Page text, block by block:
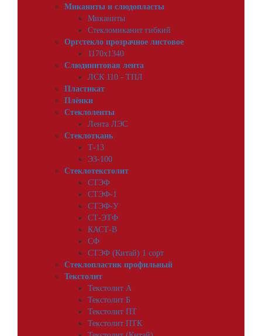
Миканиты и слюдопласты
Миканиты
Стекломиканит гибкий
Оргстекло прозрачное листовое
1170х1340
Слюдинитовая лента
ЛСК 110 - ТПЛ
Пластикат
Плёнки
Стеклоленты
Лента ЛЭС
Стеклоткань
Т-13
ЭЗ-100
Стеклотекстолит
СТЭФ
СТЭФ-1
СТЭФ-У
СТ-ЭТФ
КАСТ-В
СФ
СТЭФ (Китай) 1 сорт
Стеклопластик профильный
Текстолит
Текстолит А
Текстолит Б
Текстолит ПТ
Текстолит ПТК